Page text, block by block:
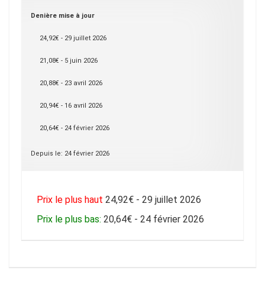
Denière mise à jour
24,92€ - 29 juillet 2026
21,08€ - 5 juin 2026
20,88€ - 23 avril 2026
20,94€ - 16 avril 2026
20,64€ - 24 février 2026
Depuis le: 24 février 2026
Prix le plus haut 24,92€ - 29 juillet 2026
Prix le plus bas: 20,64€ - 24 février 2026